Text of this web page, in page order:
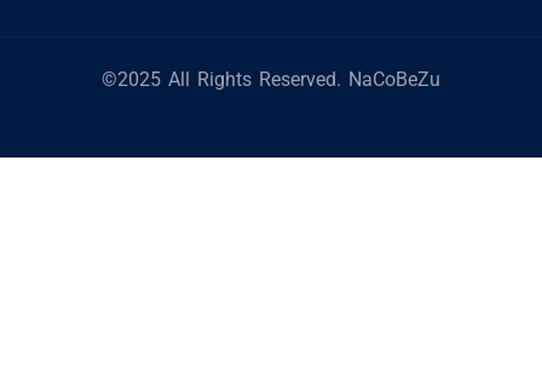
©2025 All Rights Reserved. NaCoBeZu